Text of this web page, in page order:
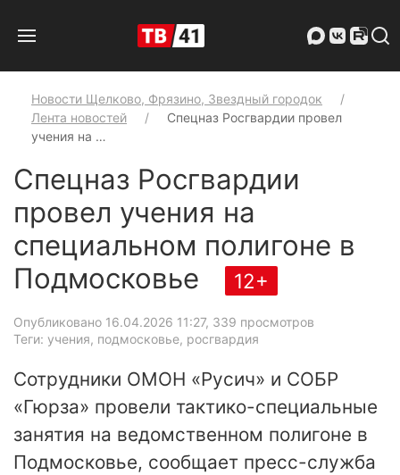
Новости Щелково, Фрязино, Звездный городок
Лента новостей
Спецназ Росгвардии провел
учения на …
Спецназ Росгвардии
провел учения на
специальном полигоне в
Подмосковье
12+
Опубликовано 16.04.2026 11:27, 339 просмотров
Теги: учения, подмосковье, росгвардия
Сотрудники ОМОН «Русич» и СОБР
«Гюрза» провели тактико-специальные
занятия на ведомственном полигоне в
Подмосковье, сообщает пресс-служба